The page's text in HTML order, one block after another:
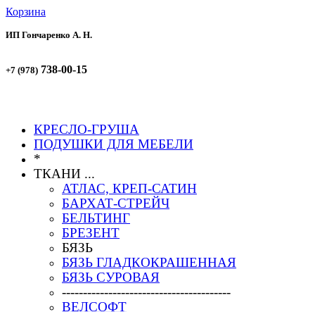
Корзина
ИП Гончаренко А. Н.
+7 (978) 738-00-15
КРЕСЛО-ГРУША
ПОДУШКИ ДЛЯ МЕБЕЛИ
*
ТКАНИ ...
АТЛАС, КРЕП-САТИН
БАРХАТ-СТРЕЙЧ
БЕЛЬТИНГ
БРЕЗЕНТ
БЯЗЬ
БЯЗЬ ГЛАДКОКРАШЕННАЯ
БЯЗЬ СУРОВАЯ
----------------------------------------
ВЕЛСОФТ